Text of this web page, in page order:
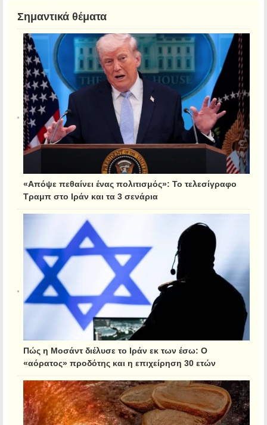
Σημαντικά θέματα
«Απόψε πεθαίνει ένας πολιτισμός»: Το τελεσίγραφο
Τραμπ στο Ιράν και τα 3 σενάρια
Πώς η Μοσάντ διέλυσε το Ιράν εκ των έσω: Ο
«αόρατος» προδότης και η επιχείρηση 30 ετών